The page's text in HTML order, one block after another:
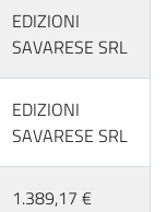
EDIZIONI
SAVARESE SRL
EDIZIONI
SAVARESE SRL
1.389,17 €